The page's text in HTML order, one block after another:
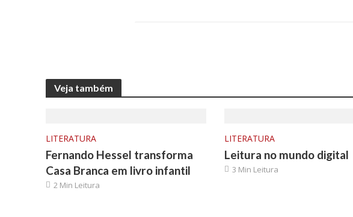
Veja também
LITERATURA
Fernando Hessel transforma
Casa Branca em livro infantil
2 Min Leitura
LITERATURA
Leitura no mundo digital
3 Min Leitura